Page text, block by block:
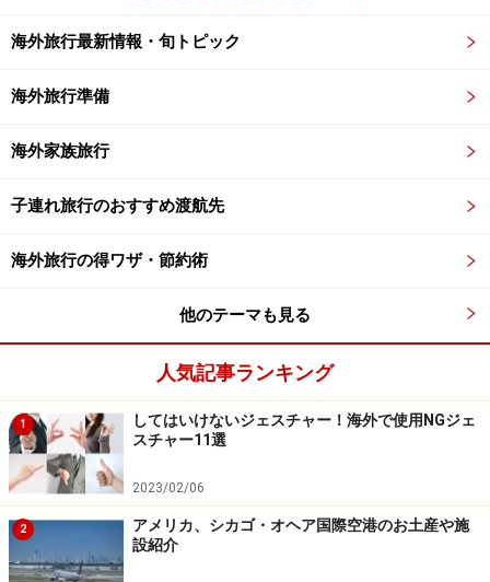
には優雅な大型のバスタブに、シャワーブースが併設さ
れています。アメニティはロクシタンないしはアイルオ
リジナルが基本で、歯ブラシやシャワーキャップ、コー
ムや虫よけスプレーはもちろん、ドライヤーも備え付け
オープンエアーのリビングで寛ぎのひとときを
品、カウチなどが配され、NHKワールドも見放題です。
また、庭に面したキッチンには、調理道具やグラス、
皿、カトラリー類が完備されていて、料理も可能。コー
ヒーメーカーなどの電化製品が標準装備されています。
大型冷蔵庫を開くと、無料のドリンクサービス、ソフト
ドリンク3種×2本が冷やされていて、これらのうち2本は
ビンタンビールに交換してもらうことも可能です。ウォ
海外旅行最新情報・旬トピック
海外旅行準備
海外家族旅行
子連れ旅行のおすすめ渡航先
海外旅行の得ワザ・節約術
他のテーマも見る
人気記事ランキング
1
してはいけないジェスチャー！海外で使用NGジェ
スチャー11選
2023/02/06
2
アメリカ、シカゴ・オヘア国際空港のお土産や施
設紹介